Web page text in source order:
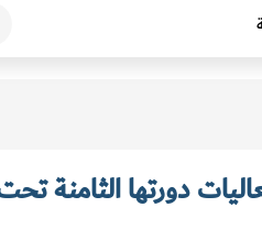
دورتها الثامنة